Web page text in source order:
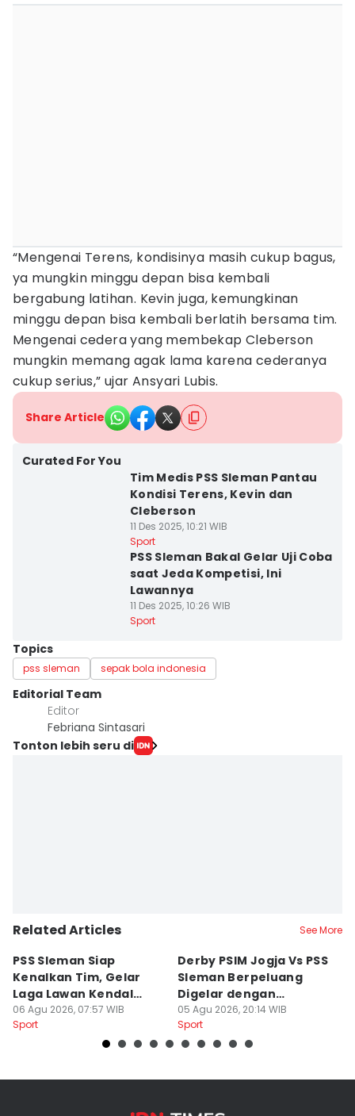
“Mengenai Terens, kondisinya masih cukup bagus,
ya mungkin minggu depan bisa kembali
bergabung latihan. Kevin juga, kemungkinan
minggu depan bisa kembali berlatih bersama tim.
Mengenai cedera yang membekap Cleberson
mungkin memang agak lama karena cederanya
cukup serius,” ujar Ansyari Lubis.
Share Article
Curated For You
Tim Medis PSS Sleman Pantau
Kondisi Terens, Kevin dan
Cleberson
11 Des 2025, 10:21 WIB
Sport
PSS Sleman Bakal Gelar Uji Coba
saat Jeda Kompetisi, Ini
Lawannya
11 Des 2025, 10:26 WIB
Sport
Topics
pss sleman sepak bola indonesia
Editorial Team
Editor
Febriana Sintasari
Tonton lebih seru di
Related Articles See More
PSS Sleman Siap
Kenalkan Tim, Gelar
Laga Lawan Kendal
Tornado FC
06 Agu 2026, 07:57 WIB
Sport
Derby PSIM Jogja Vs PSS
Sleman Berpeluang
Digelar dengan
Penonton
05 Agu 2026, 20:14 WIB
Sport